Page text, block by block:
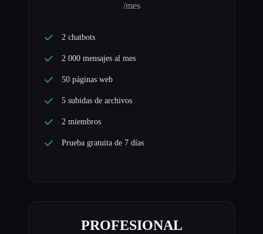
/mes
2 chatbots
2 000 mensajes al mes
50 páginas web
5 subidas de archivos
2 miembros
Prueba gratuita de 7 días
PROFESIONAL